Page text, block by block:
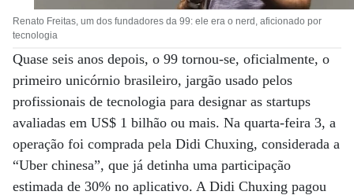
Renato Freitas, um dos fundadores da 99: ele era o nerd, aficionado por
tecnologia
Quase seis anos depois, o 99 tornou-se, oficialmente, o
primeiro unicórnio brasileiro, jargão usado pelos
profissionais de tecnologia para designar as startups
avaliadas em US$ 1 bilhão ou mais. Na quarta-feira 3, a
operação foi comprada pela Didi Chuxing, considerada a
“Uber chinesa”, que já detinha uma participação
estimada de 30% no aplicativo. A Didi Chuxing pagou